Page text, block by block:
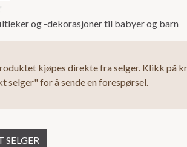
og -dekorasjoner til babyer og barn
kjøpes direkte fra selger. Klikk på
selger" for å sende en forespørsel.